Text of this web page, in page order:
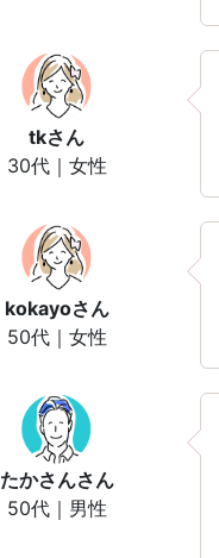
tkさん
30代｜女性
kokayoさん
50代｜女性
たかさんさん
50代｜男性